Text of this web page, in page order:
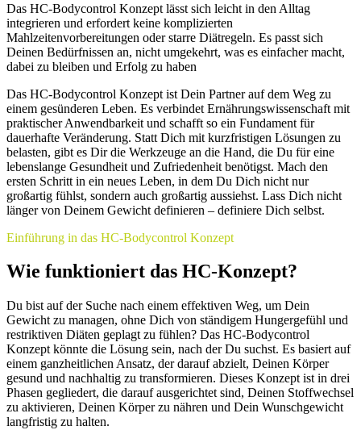
Das HC-Bodycontrol Konzept lässt sich leicht in den Alltag
integrieren und erfordert keine komplizierten
Mahlzeitenvorbereitungen oder starre Diätregeln. Es passt sich
Deinen Bedürfnissen an, nicht umgekehrt, was es einfacher macht,
dabei zu bleiben und Erfolg zu haben
Das HC-Bodycontrol Konzept ist Dein Partner auf dem Weg zu
einem gesünderen Leben. Es verbindet Ernährungswissenschaft mit
praktischer Anwendbarkeit und schafft so ein Fundament für
dauerhafte Veränderung. Statt Dich mit kurzfristigen Lösungen zu
belasten, gibt es Dir die Werkzeuge an die Hand, die Du für eine
lebenslange Gesundheit und Zufriedenheit benötigst. Mach den
ersten Schritt in ein neues Leben, in dem Du Dich nicht nur
großartig fühlst, sondern auch großartig aussiehst. Lass Dich nicht
länger von Deinem Gewicht definieren – definiere Dich selbst.
Einführung in das HC-Bodycontrol Konzept
Wie funktioniert das HC-Konzept?
Du bist auf der Suche nach einem effektiven Weg, um Dein
Gewicht zu managen, ohne Dich von ständigem Hungergefühl und
restriktiven Diäten geplagt zu fühlen? Das HC-Bodycontrol
Konzept könnte die Lösung sein, nach der Du suchst. Es basiert auf
einem ganzheitlichen Ansatz, der darauf abzielt, Deinen Körper
gesund und nachhaltig zu transformieren. Dieses Konzept ist in drei
Phasen gegliedert, die darauf ausgerichtet sind, Deinen Stoffwechsel
zu aktivieren, Deinen Körper zu nähren und Dein Wunschgewicht
langfristig zu halten.